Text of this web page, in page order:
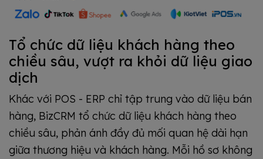
Tổ chức dữ liệu khách hàng theo
chiều sâu, vượt ra khỏi dữ liệu giao
dịch
Khác với POS - ERP chỉ tập trung vào dữ liệu bán
hàng, BizCRM tổ chức dữ liệu khách hàng theo
chiều sâu, phản ánh đầy đủ mối quan hệ dài hạn
giữa thương hiệu và khách hàng. Mỗi hồ sơ không